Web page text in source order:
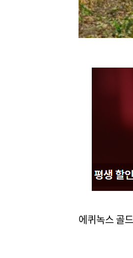
에퀴녹스 골